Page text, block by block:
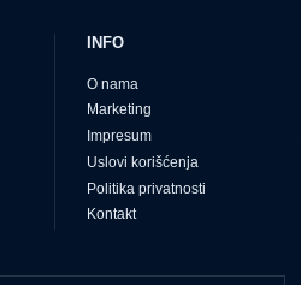
INFO
O nama
Marketing
Impresum
Uslovi korišćenja
Politika privatnosti
Kontakt